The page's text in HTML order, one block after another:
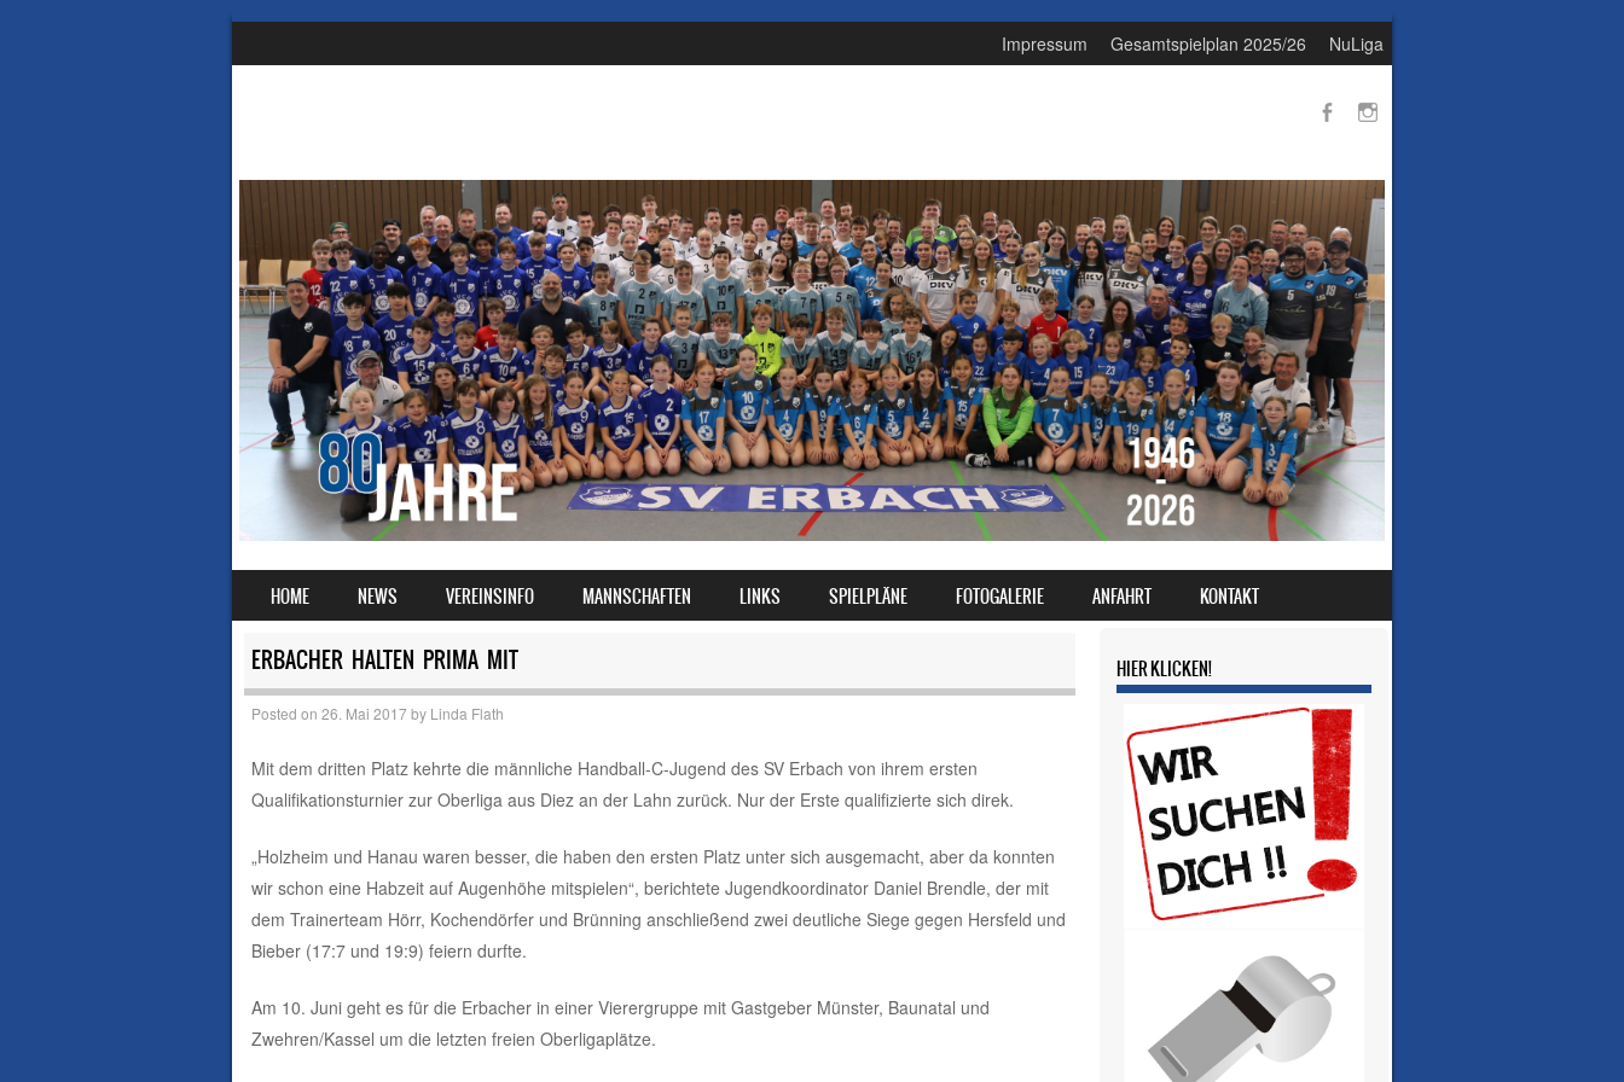
Impressum Gesamtspielplan 2025/26 NuLiga
MENU
SKIP TO CONTENT
HOME NEWS VEREINSINFO MANNSCHAFTEN LINKS SPIELPLÄNE FOTOGALERIE ANFAHRT KONTAKT
ERBACHER HALTEN PRIMA MIT
Posted on 26. Mai 2017by Linda Flath
Mit dem dritten Platz kehrte die männliche Handball-C-Jugend des SV Erbach von ihrem ersten
Qualifikationsturnier zur Oberliga aus Diez an der Lahn zurück. Nur der Erste qualifizierte sich direk.
„Holzheim und Hanau waren besser, die haben den ersten Platz unter sich ausgemacht, aber da konnten
wir schon eine Habzeit auf Augenhöhe mitspielen“, berichtete Jugendkoordinator Daniel Brendle, der mit
dem Trainerteam Hörr, Kochendörfer und Brünning anschließend zwei deutliche Siege gegen Hersfeld und
Bieber (17:7 und 19:9) feiern durfte.
Am 10. Juni geht es für die Erbacher in einer Vierergruppe mit Gastgeber Münster, Baunatal und
Zwehren/Kassel um die letzten freien Oberligaplätze.
HIER KLICKEN!